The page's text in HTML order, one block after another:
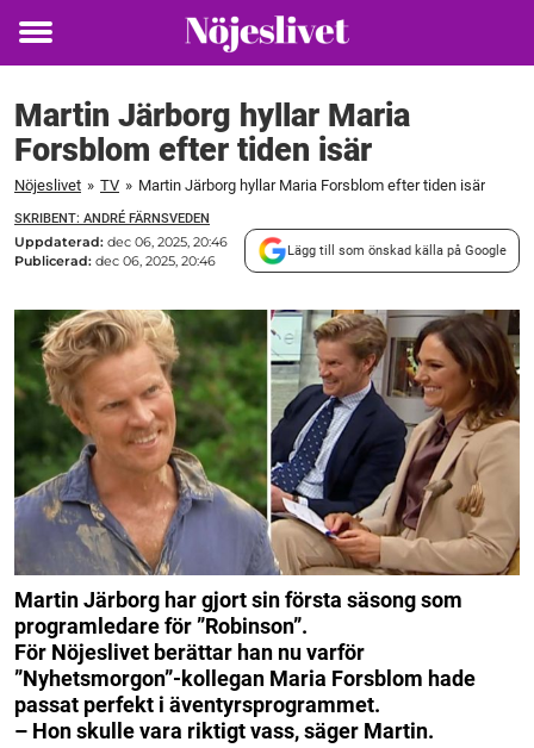
Toggle
Martin Järborg hyllar Maria
Forsblom efter tiden isär
Nöjeslivet » TV » Martin Järborg hyllar Maria Forsblom efter tiden isär
SKRIBENT: ANDRÉ FÄRNSVEDEN
Uppdaterad: dec 06, 2025, 20:46
Publicerad: dec 06, 2025, 20:46
Lägg till som önskad källa på Google
Martin Järborg har gjort sin första säsong som
programledare för ”Robinson”.
För Nöjeslivet berättar han nu varför
”Nyhetsmorgon”-kollegan Maria Forsblom hade
passat perfekt i äventyrsprogrammet.
– Hon skulle vara riktigt vass, säger Martin.